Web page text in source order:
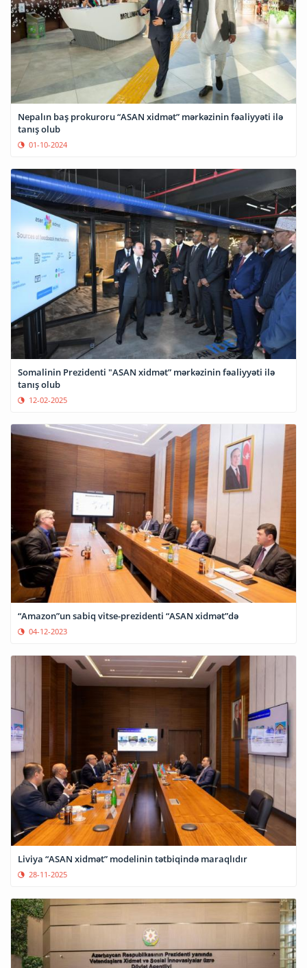
Nepalın baş prokuroru “ASAN xidmət” mərkəzinin fəaliyyəti ilə
tanış olub
01-10-2024
Somalinin Prezidenti "ASAN xidmət” mərkəzinin fəaliyyəti ilə
tanış olub
12-02-2025
“Amazon”un sabiq vitse-prezidenti “ASAN xidmət”də
04-12-2023
Liviya “ASAN xidmət” modelinin tətbiqində maraqlıdır
28-11-2025